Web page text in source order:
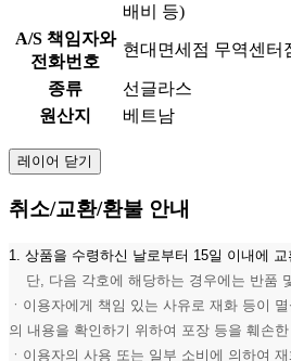
배비 등)
A/S 책임자와
전화번호
현대면세점 무역센터
종류
선글라스
원산지
베트남
레이어 닫기
취소/교환/환불 안내
1. 상품을 수령하신 날로부터 15일 이내에
단, 다음 각호에 해당하는 경우에는 반품
ㆍ이용자에게 책임 있는 사유로 재화 등이
의 내용을 확인하기 위하여 포장 등을 훼손
ㆍ이용자의 사용 또는 일부 소비에 의하여